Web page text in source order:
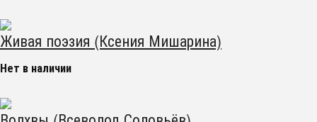
Живая поэзия (Ксения Мишарина)
Нет в наличии